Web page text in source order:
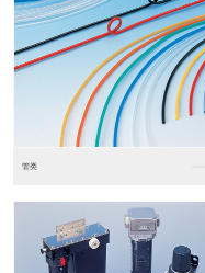
进口松下PLC2